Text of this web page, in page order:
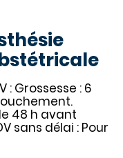
: Grossesse : 6
48 h avant
sans délai : Pour